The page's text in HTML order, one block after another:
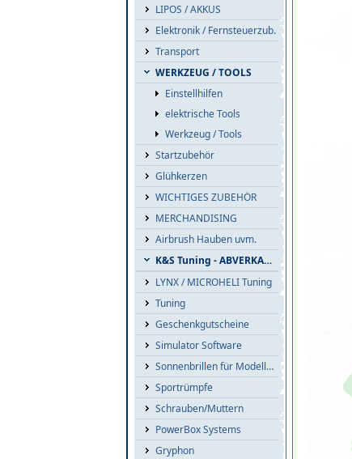
LIPOS / AKKUS
Elektronik / Fernsteuerzub.
Transport
WERKZEUG / TOOLS
Einstellhilfen
elektrische Tools
Werkzeug / Tools
Startzubehör
Glühkerzen
WICHTIGES ZUBEHÖR
MERCHANDISING
Airbrush Hauben uvm.
K&S Tuning - ABVERKAUF
LYNX / MICROHELI Tuning
Tuning
Geschenkgutscheine
Simulator Software
Sonnenbrillen für Modellflieger
Sportrümpfe
Schrauben/Muttern
PowerBox Systems
Gryphon